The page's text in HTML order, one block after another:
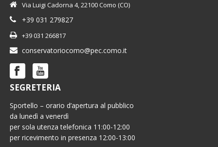
Via Luigi Cadorna 4, 22100 Como (CO)
+39 031 279827
+39 031 266817
conservatoriocomo@pec.como.it
SEGRETERIA
Sportello – orario d’apertura al pubblico
da lunedì a venerdì
per sola utenza telefonica 11:00-12:00
per ricevimento in presenza 12:00-13:00